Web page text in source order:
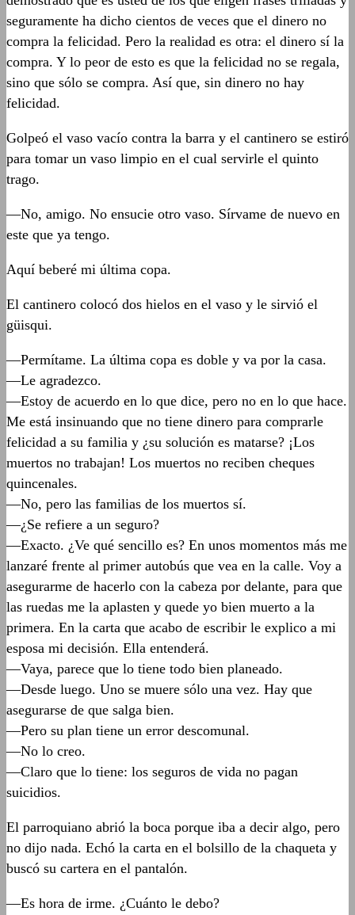
seguramente ha dicho cientos de veces que el dinero no
compra la felicidad. Pero la realidad es otra: el dinero sí la
compra. Y lo peor de esto es que la felicidad no se regala,
sino que sólo se compra. Así que, sin dinero no hay
felicidad.
Golpeó el vaso vacío contra la barra y el cantinero se estiró
para tomar un vaso limpio en el cual servirle el quinto
trago.
—No, amigo. No ensucie otro vaso. Sírvame de nuevo en
este que ya tengo.
Aquí beberé mi última copa.
El cantinero colocó dos hielos en el vaso y le sirvió el
güisqui.
—Permítame. La última copa es doble y va por la casa.
—Le agradezco.
—Estoy de acuerdo en lo que dice, pero no en lo que hace.
Me está insinuando que no tiene dinero para comprarle
felicidad a su familia y ¿su solución es matarse? ¡Los
muertos no trabajan! Los muertos no reciben cheques
quincenales.
—No, pero las familias de los muertos sí.
—¿Se refiere a un seguro?
—Exacto. ¿Ve qué sencillo es? En unos momentos más me
lanzaré frente al primer autobús que vea en la calle. Voy a
asegurarme de hacerlo con la cabeza por delante, para que
las ruedas me la aplasten y quede yo bien muerto a la
primera. En la carta que acabo de escribir le explico a mi
esposa mi decisión. Ella entenderá.
—Vaya, parece que lo tiene todo bien planeado.
—Desde luego. Uno se muere sólo una vez. Hay que
asegurarse de que salga bien.
—Pero su plan tiene un error descomunal.
—No lo creo.
—Claro que lo tiene: los seguros de vida no pagan
suicidios.
El parroquiano abrió la boca porque iba a decir algo, pero
no dijo nada. Echó la carta en el bolsillo de la chaqueta y
buscó su cartera en el pantalón.
—Es hora de irme. ¿Cuánto le debo?